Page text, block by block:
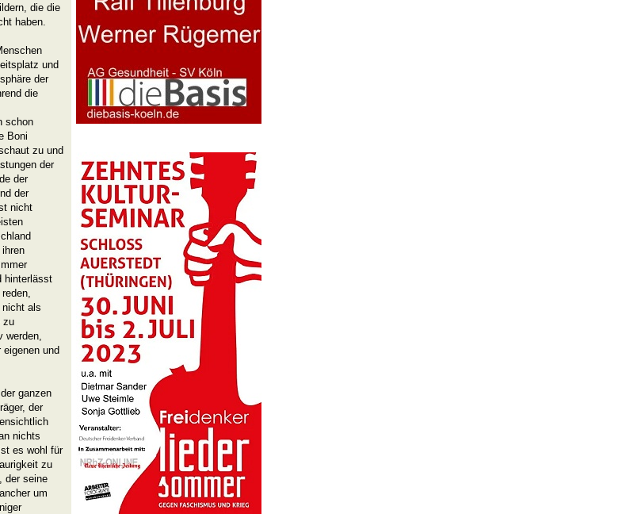
die die
haben.
und
der
die
schon
Boni
zu und
der
der
der
nicht
hinterlässt
als
zu
werden,
und
ganzen
der
nichts
es wohl für
zu
der seine
um